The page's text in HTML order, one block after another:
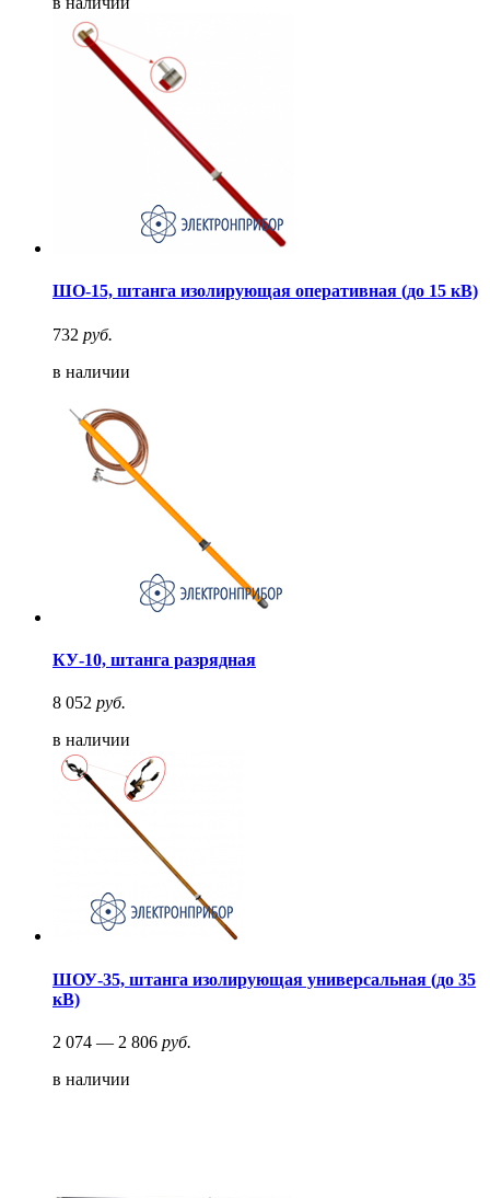
ШО-15, штанга изолирующая оперативная (до 15 кВ)
732 руб.
в наличии
КУ-10, штанга разрядная
8 052 руб.
в наличии
ШОУ-35, штанга изолирующая универсальная (до 35
кВ)
2 074 — 2 806 руб.
в наличии